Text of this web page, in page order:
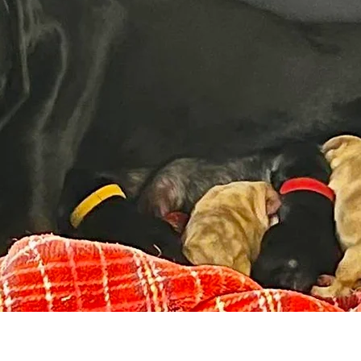
エローのシュー、近所に卒業したキキ君でお邪魔し